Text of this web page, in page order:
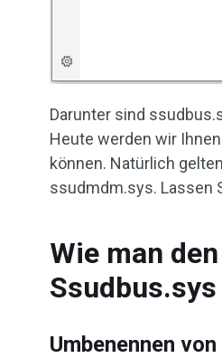
Darunter sind
Heute werden wir
können. Natürlich
ssudmdm.sys. Lassen
Wie man
Umbenennen